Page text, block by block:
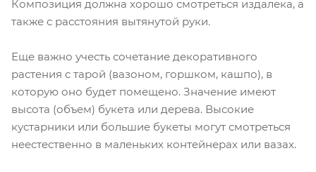
Композиция должна хорошо смотреться издалека, а
также с расстояния вытянутой руки.
Еще важно учесть сочетание декоративного
растения с тарой (вазоном, горшком, кашпо), в
которую оно будет помещено. Значение имеют
высота (объем) букета или дерева. Высокие
кустарники или большие букеты могут смотреться
неестественно в маленьких контейнерах или вазах.